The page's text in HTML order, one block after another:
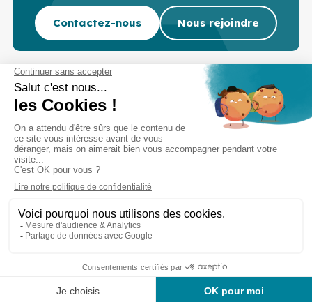
Contactez-nous Nous rejoindre
Cabinet d’experts-comptables commissaires aux
Services Secteurs
Recrutement
Actu